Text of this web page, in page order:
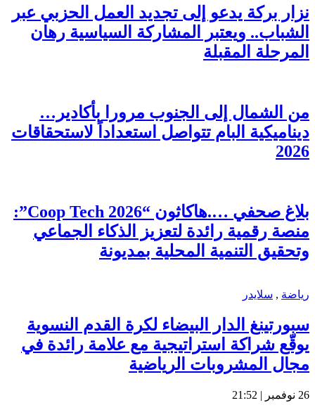
نزار بركة يدعو إلى تجديد العمل الحزبي عبر
الشباب.. ويعتبر المشاركة السياسية رهان
المرحلة المقبلة
من الشمال إلى الجنوب مرورا بأكادير…
ديناميكية البام تتواصل استعداداً لاستحقاقات
2026
بلاغ صحفي ….هاكاثون “Coop Tech 2026”:
منصة رقمية رائدة لتعزيز الذكاء الجماعي
وتحقيق التنمية المحلية بمديونة
رياضة , سلايدر
سبورتينغ الدار البيضاء لكرة القدم النسوية
يوقّع شراكة استراتيجية مع علامة رائدة في
مجال المشروبات الرياضية
26 نوفمبر | 21:52